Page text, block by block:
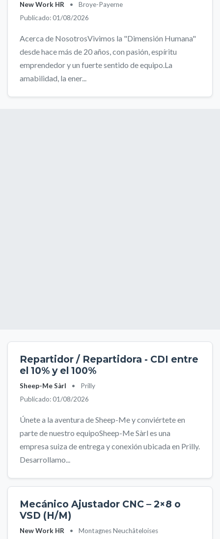
New Work HR •
Broye-Payerne
Publicado: 01/08/2026
Acerca de NosotrosVivimos la "Dimensión Humana"
desde hace más de 20 años, con pasión, espíritu
emprendedor y un fuerte sentido de equipo.La
amabilidad, la ener...
Repartidor / Repartidora - CDI entre
el 10% y el 100%
Sheep-Me Sàrl •
Prilly
Publicado: 01/08/2026
Únete a la aventura de Sheep-Me y conviértete en
parte de nuestro equipoSheep-Me Sàrl es una
empresa suiza de entrega y conexión ubicada en Prilly.
Desarrollamo...
Mecánico Ajustador CNC – 2×8 o
VSD (H/M)
New Work HR • Montagnes Neuchâteloises